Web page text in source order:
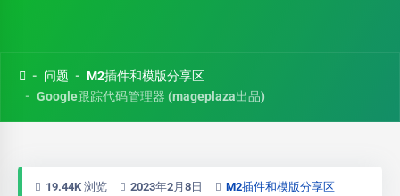
问题
M2插件和模版分享区
Google跟踪代码管理器 (mageplaza出品)
19.44K 浏览 2023年2月8日 M2插件和模版分享区